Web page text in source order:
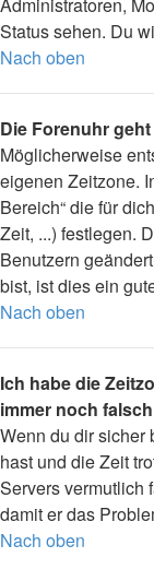
Status sehen. Du
Nach oben
Die Forenuhr
Möglicherweise
eigenen Zeitzone.
Bereich“ die für
Zeit, ...) festlegen.
Benutzern
bist, ist dies ein
Nach oben
Ich habe die
immer noch
Wenn du dir sicher
hast und die Zeit
Servers vermutlich
damit er das
Nach oben